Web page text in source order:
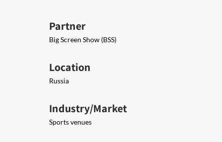
Partner
Big Screen Show (BSS)
Location
Russia
Industry/Market
Sports venues